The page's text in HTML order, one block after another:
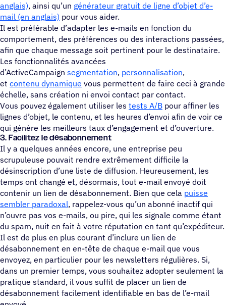
anglais), ainsi qu’un générateur gratuit de ligne d’objet d’e-
mail (en anglais) pour vous aider.
Il est préférable d’adapter les e-mails en fonction du
comportement, des préférences ou des interactions passées,
afin que chaque message soit pertinent pour le destinataire.
Les fonctionnalités avancées
d’ActiveCampaign segmentation, personnalisation,
et contenu dynamique vous permettent de faire ceci à grande
échelle, sans création ni envoi contact par contact.
Vous pouvez également utiliser les tests A/B pour affiner les
lignes d’objet, le contenu, et les heures d’envoi afin de voir ce
qui génère les meilleurs taux d’engagement et d’ouverture.
3. Faci­li­tez le désabonnement
Il y a quelques années encore, une entreprise peu
scrupuleuse pouvait rendre extrêmement difficile la
désinscription d’une liste de diffusion. Heureusement, les
temps ont changé et, désormais, tout e-mail envoyé doit
contenir un lien de désabonnement. Bien que cela puisse
sembler paradoxal, rappelez-vous qu’un abonné inactif qui
n’ouvre pas vos e-mails, ou pire, qui les signale comme étant
du spam, nuit en fait à votre réputation en tant qu’expéditeur.
Il est de plus en plus courant d’inclure un lien de
désabonnement en en-tête de chaque e-mail que vous
envoyez, en particulier pour les newsletters régulières. Si,
dans un premier temps, vous souhaitez adopter seulement la
pratique standard, il vous suffit de placer un lien de
désabonnement facilement identifiable en bas de l’e-mail